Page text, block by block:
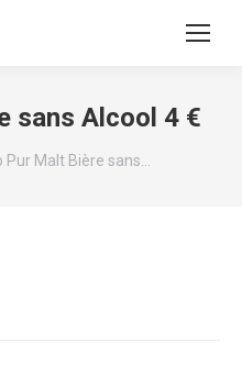
sans Alcool 4 €
Pur Malt Bière sans…